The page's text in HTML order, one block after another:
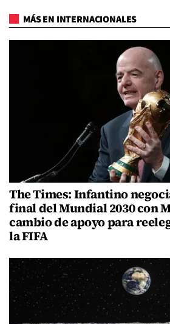
MÁS EN INTERNACIONALES
The Times: Infantino
final del Mundial 2030 con
cambio de apoyo para
la FIFA